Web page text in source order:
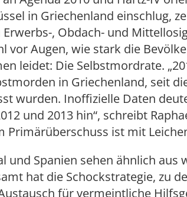
in Griechenland einschlug,
, Obdach- und
vor Augen, wie stark die
leidet: Die Selbstmordrate.
in Griechenland, seit
wurden. Inoffizielle Daten
und 2013 hin“, schreibt
Primärüberschuss ist mit
und Spanien sehen ähnlich aus
hat die Schockstrategie, zu
für vermeintliche